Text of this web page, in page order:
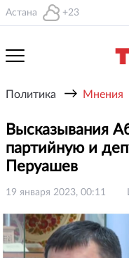
Астана +23
Политика → Мнения
Высказывания
партийную и
Перуашев
19 января 2023, 00:11